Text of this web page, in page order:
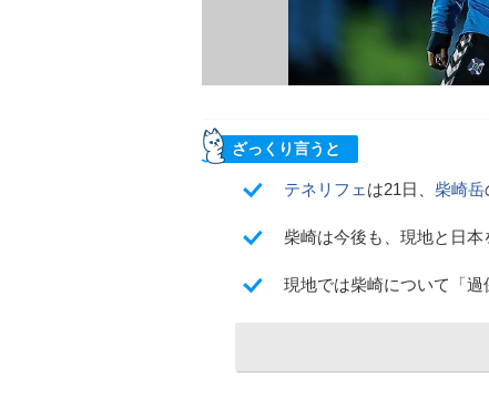
ざっくり言うと
テネリフェ は21日、 柴崎岳
柴崎は今後も、現地と日
現地では柴崎について「